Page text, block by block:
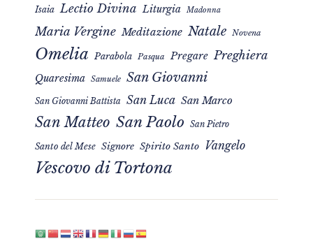
Isaia Lectio Divina Liturgia Madonna
Maria Vergine Meditazione Natale Novena
Omelia Parabola Pasqua Pregare Preghiera
Quaresima Samuele San Giovanni
San Giovanni Battista San Luca San Marco
San Matteo San Paolo San Pietro
Santo del Mese Signore Spirito Santo Vangelo
Vescovo di Tortona